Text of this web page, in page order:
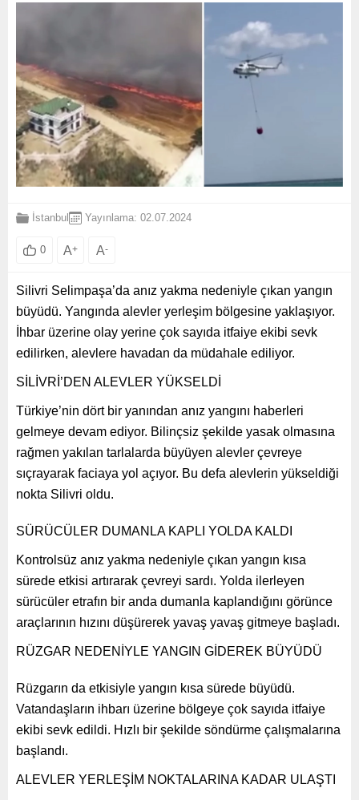
İstanbul Yayınlama: 02.07.2024
0 A+ A-
Silivri Selimpaşa’da anız yakma nedeniyle çıkan yangın
büyüdü. Yangında alevler yerleşim bölgesine yaklaşıyor.
İhbar üzerine olay yerine çok sayıda itfaiye ekibi sevk
edilirken, alevlere havadan da müdahale ediliyor.
SİLİVRİ’DEN ALEVLER YÜKSELDİ
Türkiye’nin dört bir yanından anız yangını haberleri
gelmeye devam ediyor. Bilinçsiz şekilde yasak olmasına
rağmen yakılan tarlalarda büyüyen alevler çevreye
sıçrayarak faciaya yol açıyor. Bu defa alevlerin yükseldiği
nokta Silivri oldu.
SÜRÜCÜLER DUMANLA KAPLI YOLDA KALDI
Kontrolsüz anız yakma nedeniyle çıkan yangın kısa
sürede etkisi artırarak çevreyi sardı. Yolda ilerleyen
sürücüler etrafın bir anda dumanla kaplandığını görünce
araçlarının hızını düşürerek yavaş yavaş gitmeye başladı.
RÜZGAR NEDENİYLE YANGIN GİDEREK BÜYÜDÜ
Rüzgarın da etkisiyle yangın kısa sürede büyüdü.
Vatandaşların ihbarı üzerine bölgeye çok sayıda itfaiye
ekibi sevk edildi. Hızlı bir şekilde söndürme çalışmalarına
başlandı.
ALEVLER YERLEŞİM NOKTALARINA KADAR ULAŞTI